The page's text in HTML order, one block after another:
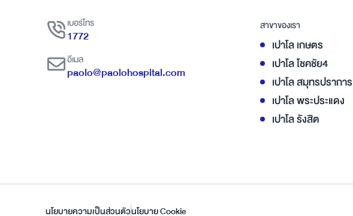
เบอร์โทร
1772
อีเมล
paolo@paolohospital.com
สาขาของเรา
เปาโล เกษตร
เปาโล โชคชัย4
เปาโล สมุทรปราการ
เปาโล พระประแดง
เปาโล รังสิต
นโยบายความเป็นส่วนตัวนโยบาย Cookie